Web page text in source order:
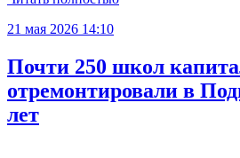
21 мая 2026 14:10
Почти 250 школ
отремонтировали в
лет